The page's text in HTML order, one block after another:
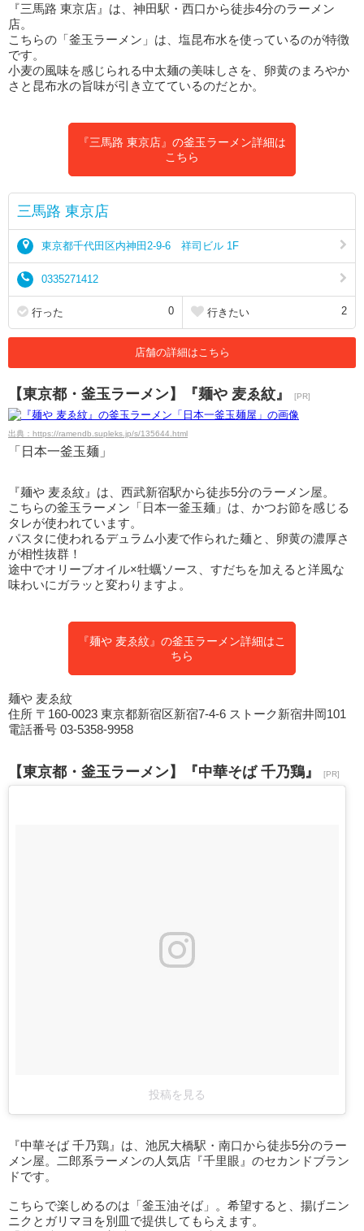
『三馬路 東京店』は、神田駅・西口から徒歩4分のラーメン
店。
こちらの「釜玉ラーメン」は、塩昆布水を使っているのが特徴
です。
小麦の風味を感じられる中太麺の美味しさを、卵黄のまろやか
さと昆布水の旨味が引き立てているのだとか。
『三馬路 東京店』の釜玉ラーメン詳細は
こちら
三馬路 東京店
東京都千代田区内神田2-9-6 祥司ビル 1F
0335271412
行った 0 行きたい 2
店舗の詳細はこちら
【東京都・釜玉ラーメン】『麺や 麦ゑ紋』 [PR]
出典：https://ramendb.supleks.jp/s/135644.html
「日本一釜玉麺」
『麺や 麦ゑ紋』は、西武新宿駅から徒歩5分のラーメン屋。
こちらの釜玉ラーメン「日本一釜玉麺」は、かつお節を感じる
タレが使われています。
パスタに使われるデュラム小麦で作られた麺と、卵黄の濃厚さ
が相性抜群！
途中でオリーブオイル×牡蠣ソース、すだちを加えると洋風な
味わいにガラッと変わりますよ。
『麺や 麦ゑ紋』の釜玉ラーメン詳細はこ
ちら
麺や 麦ゑ紋
住所 〒160-0023 東京都新宿区新宿7-4-6 ストーク新宿井岡101
電話番号 03-5358-9958
【東京都・釜玉ラーメン】『中華そば 千乃鶏』 [PR]
投稿を見る
『中華そば 千乃鶏』は、池尻大橋駅・南口から徒歩5分のラー
メン屋。二郎系ラーメンの人気店『千里眼』のセカンドブラン
ドです。
こちらで楽しめるのは「釜玉油そば」。希望すると、揚げニン
ニクとガリマヨを別皿で提供してもらえます。